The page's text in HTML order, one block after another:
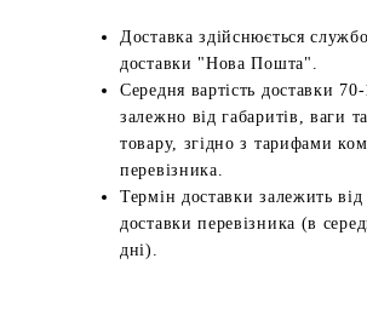
Доставка здійснюється
доставки "Нова Пошта".
Середня вартість доставки
залежно від габаритів, ваги
товару, згідно з тарифами
перевізника.
Термін доставки залежить від
доставки перевізника (в
дні).